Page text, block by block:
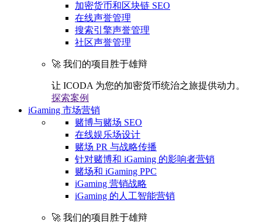
加密货币和区块链 SEO
在线声誉管理
搜索引擎声誉管理
社区声誉管理
🚀 我们的项目胜于雄辩
让 ICODA 为您的加密货币统治之旅提供动力。
探索案例
iGaming 市场营销
赌博与赌场 SEO
在线娱乐场设计
赌场 PR 与战略传播
针对赌博和 iGaming 的影响者营销
赌场和 iGaming PPC
iGaming 营销战略
iGaming 的人工智能营销
🚀 我们的项目胜于雄辩